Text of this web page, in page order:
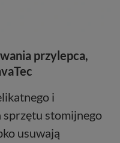
przylepca,
i
sprzętu stomijnego
usuwają